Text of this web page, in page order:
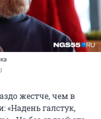
жестче, чем в
«Надень галстук,